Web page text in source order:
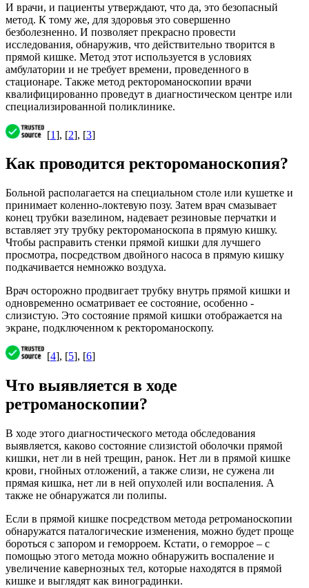
И врачи, и пациенты утверждают, что да, это безопасный
метод. К тому же, для здоровья это совершенно
безболезненно. И позволяет прекрасно провести
исследования, обнаружив, что действительно творится в
прямой кишке. Метод этот используется в условиях
амбулатории и не требует времени, проведенного в
стационаре. Также метод ректороманоскопии врачи
квалифицированно проведут в диагностическом центре или
специализированной поликлинике.
[1], [2], [3]
Как проводится ректороманоскопия?
Больной располагается на специальном столе или кушетке и
принимает коленно-локтевую позу. Затем врач смазывает
конец трубки вазелином, надевает резиновые перчатки и
вставляет эту трубку ректороманоскопа в прямую кишку.
Чтобы расправить стенки прямой кишки для лучшего
просмотра, посредством двойного насоса в прямую кишку
подкачивается немножко воздуха.
Врач осторожно продвигает трубку внутрь прямой кишки и
одновременно осматривает ее состояние, особенно -
слизистую. Это состояние прямой кишки отображается на
экране, подключенном к ректороманоскопу.
[4], [5], [6]
Что выявляется в ходе
ретроманоскопии?
В ходе этого диагностического метода обследования
выявляется, каково состояние слизистой оболочки прямой
кишки, нет ли в ней трещин, ранок. Нет ли в прямой кишке
крови, гнойных отложений, а также слизи, не сужена ли
прямая кишка, нет ли в ней опухолей или воспаления. А
также не обнаружатся ли полипы.
Если в прямой кишке посредством метода ретроманоскопии
обнаружатся паталогические изменения, можно будет проще
бороться с запором и геморроем. Кстати, о геморрое – с
помощью этого метода можно обнаружить воспаление и
увеличение кавернозных тел, которые находятся в прямой
кишке и выглядят как виноградинки.